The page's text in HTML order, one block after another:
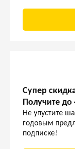
Супер
Получите
Не упустите
годовым
подписке!